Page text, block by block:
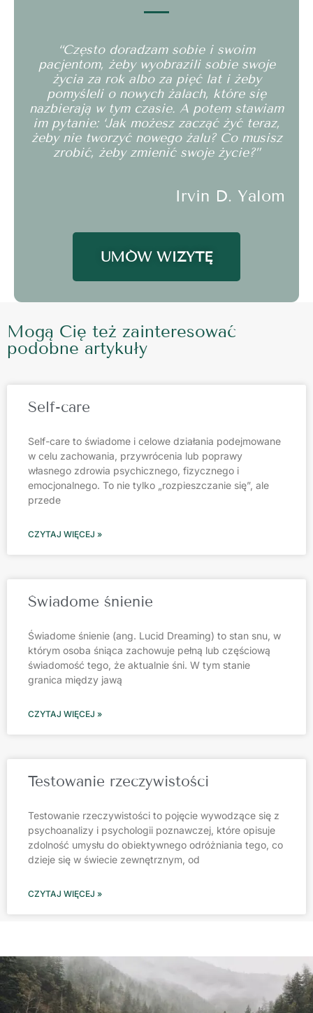
“Często doradzam sobie i swoim
pacjentom, żeby wyobrazili sobie swoje
życia za rok albo za pięć lat i żeby
pomyśleli o nowych żalach, które się
nazbierają w tym czasie. A potem stawiam
im pytanie: ‘Jak możesz zacząć żyć teraz,
żeby nie tworzyć nowego żalu? Co musisz
zrobić, żeby zmienić swoje życie?”
Irvin D. Yalom
UMÓW WIZYTĘ
Mogą Cię też zainteresować
podobne artykuły
Self-care
Self-care to świadome i celowe działania podejmowane
w celu zachowania, przywrócenia lub poprawy
własnego zdrowia psychicznego, fizycznego i
emocjonalnego. To nie tylko „rozpieszczanie się”, ale
przede
CZYTAJ WIĘCEJ »
Świadome śnienie
Świadome śnienie (ang. Lucid Dreaming) to stan snu, w
którym osoba śniąca zachowuje pełną lub częściową
świadomość tego, że aktualnie śni. W tym stanie
granica między jawą
CZYTAJ WIĘCEJ »
Testowanie rzeczywistości
Testowanie rzeczywistości to pojęcie wywodzące się z
psychoanalizy i psychologii poznawczej, które opisuje
zdolność umysłu do obiektywnego odróżniania tego, co
dzieje się w świecie zewnętrznym, od
CZYTAJ WIĘCEJ »